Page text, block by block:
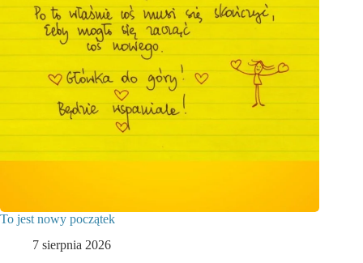
To jest nowy początek
7 sierpnia 2026